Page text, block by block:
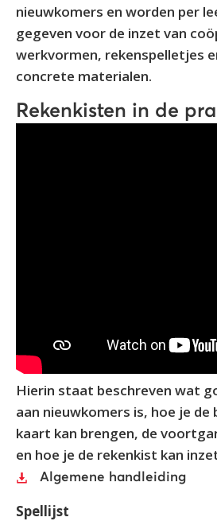
nieuwkomers en worden per
gegeven voor de inzet van
werkvormen, rekenspelletjes
concrete materialen.
Rekenkisten in de
Hierin staat beschreven wat
aan nieuwkomers is, hoe je
kaart kan brengen, de
en hoe je de rekenkist kan
Algemene handleiding
Spellijst